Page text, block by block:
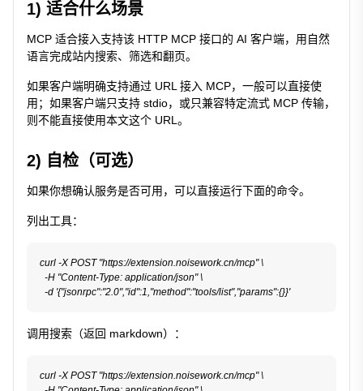
1) 适合什么场景
MCP 适合接入支持该 HTTP MCP 接口的 AI 客户端，用自然
语言完成站内搜索、筛选和翻页。
如果客户端明确支持通过 URL 接入 MCP，一般可以直接使
用；如果客户端只支持 stdio，或只兼容特定流式 MCP 传输，
则不能直接使用本文这个 URL。
2) 自检（可选）
如果你想确认服务是否可用，可以直接运行下面的命令。
列出工具：
curl -X POST "https://extension.noisework.cn/mcp" \
调用搜索（返回 markdown）：
curl -X POST "https://extension.noisework.cn/mcp" \